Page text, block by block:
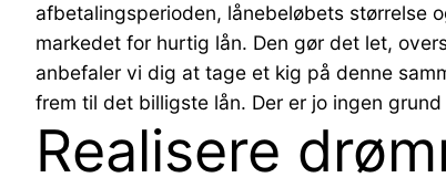
afbetalingsperioden, lånebeløbets størrelse
markedet for hurtig lån. Den gør det let,
anbefaler vi dig at tage et kig på denne
frem til det billigste lån. Der er jo ingen
Realisere